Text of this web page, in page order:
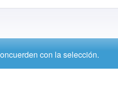
con la selección.